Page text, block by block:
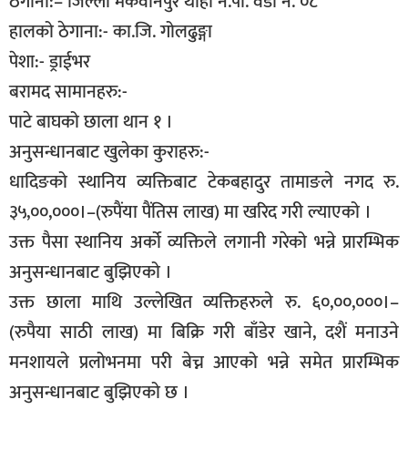
हालको ठेगाना:- का.जि. गोलढुङ्गा
पेशा:- ड्राईभर
बरामद सामानहरु:-
पाटे बाघको छाला थान १ ।
अनुसन्धानबाट खुलेका कुराहरु:-
धादिङको स्थानिय व्यक्तिबाट टेकबहादुर तामाङले नगद रु.
३५,००,०००।–(रुपैंया पैंतिस लाख) मा खरिद गरी ल्याएको ।
उक्त पैसा स्थानिय अर्को व्यक्तिले लगानी गरेको भन्ने प्रारम्भिक
अनुसन्धानबाट बुझिएको ।
उक्त छाला माथि उल्लेखित व्यक्तिहरुले रु. ६०,००,०००।–
(रुपैया साठी लाख) मा बिक्रि गरी बाँडेर खाने, दशैं मनाउने
मनशायले प्रलोभनमा परी बेच्न आएको भन्ने समेत प्रारम्भिक
अनुसन्धानबाट बुझिएको छ ।